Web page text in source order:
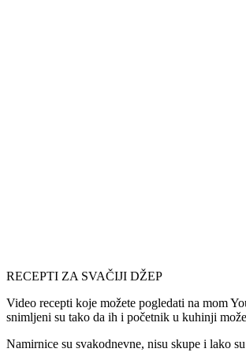
RECEPTI ZA SVAČIJI DŽEP
Video recepti koje možete pogledati na mom
snimljeni su tako da ih i početnik u kuhinji
Namirnice su svakodnevne, nisu skupe i lako